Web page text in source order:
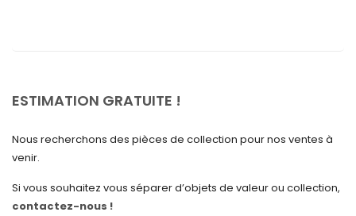
avril 2025
février 2025
décembre 2024
ESTIMATION GRATUITE !
Nous recherchons des pièces de collection pour nos ventes à
venir.
Si vous souhaitez vous séparer d’objets de valeur ou collection,
contactez-nous !